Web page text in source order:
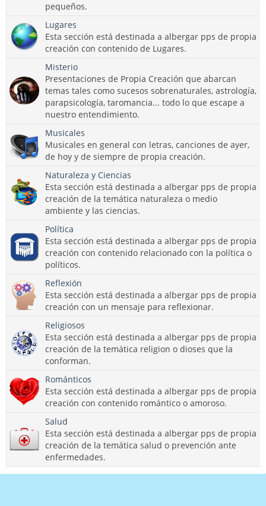
pequeños.
Lugares
Esta sección está destinada a albergar pps de propia
creación con contenido de Lugares.
Misterio
Presentaciones de Propia Creación que abarcan
temas tales como sucesos sobrenaturales, astrología,
parapsicología, taromancia... todo lo que escape a
nuestro entendimiento.
Musicales
Musicales en general con letras, canciones de ayer,
de hoy y de siempre de propia creación.
Naturaleza y Ciencias
Esta sección está destinada a albergar pps de propia
creación de la temática naturaleza o medio
ambiente y las ciencias.
Política
Esta sección está destinada a albergar pps de propia
creación con contenido relacionado con la política o
políticos.
Reflexión
Esta sección está destinada a albergar pps de propia
creación con un mensaje para reflexionar.
Religiosos
Esta sección está destinada a albergar pps de propia
creación de la temática religion o dioses que la
conforman.
Románticos
Esta sección está destinada a albergar pps de propia
creación con contenido romántico o amoroso.
Salud
Esta sección está destinada a albergar pps de propia
creación de la temática salud o prevención ante
enfermedades.